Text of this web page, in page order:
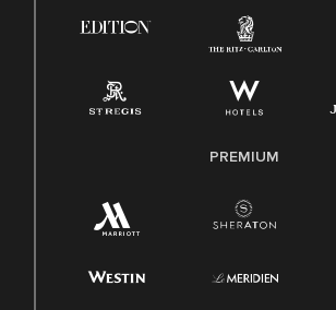
PREMIUM